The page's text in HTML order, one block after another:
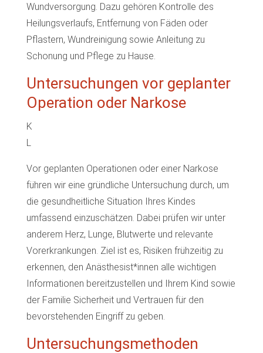
Wundversorgung. Dazu gehören Kontrolle des
Heilungsverlaufs, Entfernung von Fäden oder
Pflastern, Wundreinigung sowie Anleitung zu
Schonung und Pflege zu Hause.
Untersuchungen vor geplanter
Operation oder Narkose
K
L
Vor geplanten Operationen oder einer Narkose
führen wir eine gründliche Untersuchung durch, um
die gesundheitliche Situation Ihres Kindes
umfassend einzuschätzen. Dabei prüfen wir unter
anderem Herz, Lunge, Blutwerte und relevante
Vorerkrankungen. Ziel ist es, Risiken frühzeitig zu
erkennen, den Anästhesist*innen alle wichtigen
Informationen bereitzustellen und Ihrem Kind sowie
der Familie Sicherheit und Vertrauen für den
bevorstehenden Eingriff zu geben.
Untersuchungsmethoden